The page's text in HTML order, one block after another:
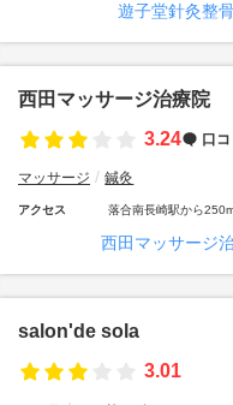
遊子堂針灸整
西田マッサージ治療院
3.24
口コ
マッサージ 鍼灸
アクセス 落合南長崎駅から
西田マッサージ
salon'de sola
3.01